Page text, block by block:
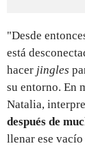
"Desde
está
hacer jingles
su entorno. En
Natalia,
después de
llenar ese